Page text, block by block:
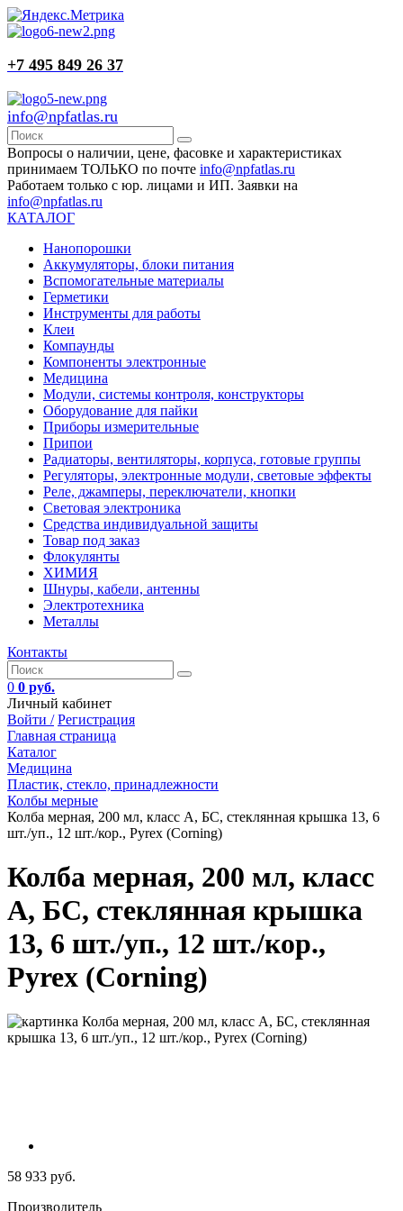
+7 495 849 26 37
info@npfatlas.ru
Вопросы о наличии, цене, фасовке и характеристиках
принимаем ТОЛЬКО по почте info@npfatlas.ru
Работаем только с юр. лицами и ИП. Заявки на
info@npfatlas.ru
КАТАЛОГ
Нанопорошки
Аккумуляторы, блоки питания
Вспомогательные материалы
Герметики
Инструменты для работы
Клеи
Компаунды
Компоненты электронные
Медицина
Модули, системы контроля, конструкторы
Оборудование для пайки
Приборы измерительные
Припои
Радиаторы, вентиляторы, корпуса, готовые группы
Регуляторы, электронные модули, световые эффекты
Реле, джамперы, переключатели, кнопки
Световая электроника
Средства индивидуальной защиты
Товар под заказ
Флокулянты
ХИМИЯ
Шнуры, кабели, антенны
Электротехника
Металлы
Контакты
0 0 руб.
Личный кабинет
Войти / Регистрация
Главная страница
Каталог
Медицина
Пластик, стекло, принадлежности
Колбы мерные
Колба мерная, 200 мл, класс А, БС, стеклянная крышка 13, 6
шт./уп., 12 шт./кор., Pyrex (Corning)
Колба мерная, 200 мл, класс
А, БС, стеклянная крышка
13, 6 шт./уп., 12 шт./кор.,
Pyrex (Corning)
58 933 руб.
Производитель